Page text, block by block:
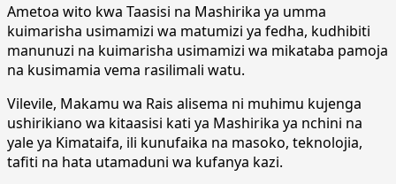
Ametoa wito kwa Taasisi na Mashirika ya umma
kuimarisha usimamizi wa matumizi ya fedha, kudhibiti
manunuzi na kuimarisha usimamizi wa mikataba pamoja
na kusimamia vema rasilimali watu.
Vilevile, Makamu wa Rais alisema ni muhimu kujenga
ushirikiano wa kitaasisi kati ya Mashirika ya nchini na
yale ya Kimataifa, ili kunufaika na masoko, teknolojia,
tafiti na hata utamaduni wa kufanya kazi.